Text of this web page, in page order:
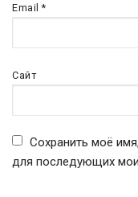
Email*
Сайт
Сохранить моё
для последующих